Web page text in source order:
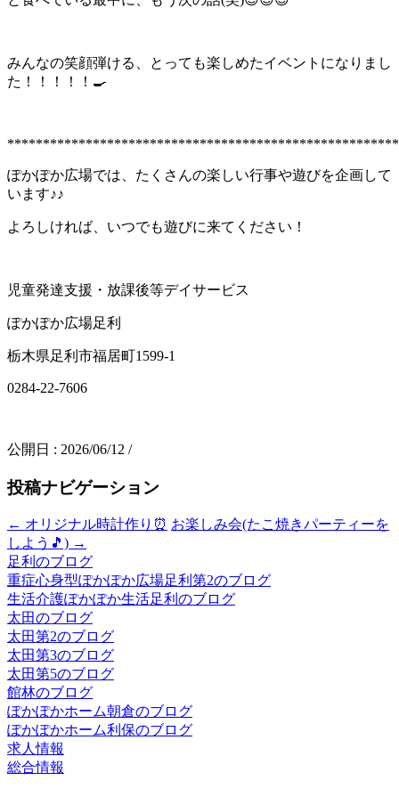
みんなの笑顔弾ける、とっても楽しめたイベントになりまし
た！！！！！🍳
ぽかぽか広場では、たくさんの楽しい行事や遊びを企画して
います♪♪
よろしければ、いつでも遊びに来てください！
児童発達支援・放課後等デイサービス
ぽかぽか広場足利
栃木県足利市福居町1599-1
0284-22-7606
公開日 : 2026/06/12 /
投稿ナビゲーション
← オリジナル時計作り⏰ お楽しみ会(たこ焼きパーティーを
しよう🎵) →
足利のブログ
重症心身型ぽかぽか広場足利第2のブログ
生活介護ぽかぽか生活足利のブログ
太田のブログ
太田第2のブログ
太田第3のブログ
太田第5のブログ
館林のブログ
ぽかぽかホーム朝倉のブログ
ぽかぽかホーム利保のブログ
求人情報
総合情報